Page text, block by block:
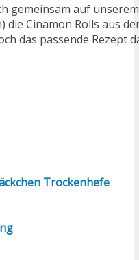
gemeinsam auf
Cinamon Rolls aus
das passende Rezept
Trockenhefe